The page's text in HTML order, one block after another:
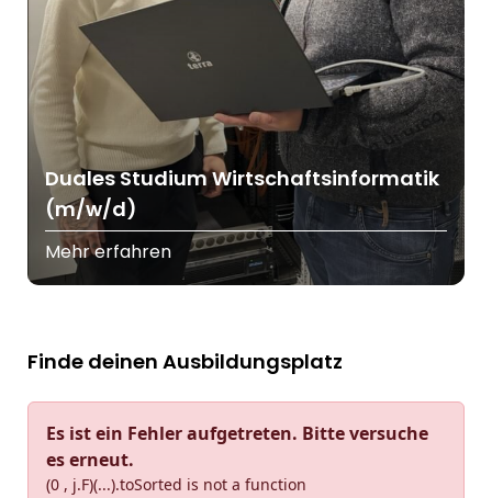
Duales Studium Wirtschaftsinformatik
(m/w/d)
Mehr erfahren
Finde deinen Ausbildungsplatz
Es ist ein Fehler aufgetreten. Bitte versuche
es erneut.
(0 , j.F)(...).toSorted is not a function